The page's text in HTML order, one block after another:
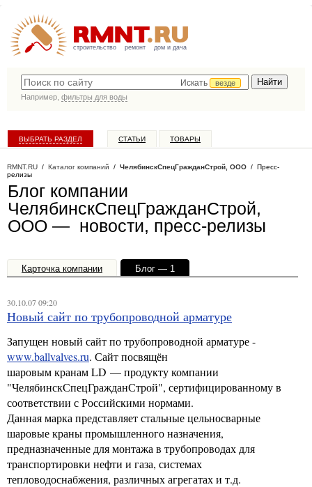
строительство ремонт дом и дача
Искать
везде
Например, фильтры для воды
ВЫБРАТЬ РАЗДЕЛ СТАТЬИ ТОВАРЫ
RMNT.RU / Каталог компаний / ЧелябинскСпецГражданСтрой, OOO / Пресс-
релизы
Блог компании
ЧелябинскСпецГражданСтрой,
OOO — новости, пресс-релизы
Карточка компании
Блог — 1
30.10.07 09:20
Новый сайт по трубопроводной арматуре
Запущен новый сайт по трубопроводной арматуре -
www.ballvalves.ru. Сайт посвящён
шаровым кранам LD — продукту компании
"ЧелябинскСпецГражданСтрой", сертифицированному в
соответствии с Российскими нормами.
Данная марка представляет стальные цельносварные
шаровые краны промышленного назначения,
предназначенные для монтажа в трубопроводах для
транспортировки нефти и газа, системах
тепловодоснабжения, различных агрегатах и т.д.